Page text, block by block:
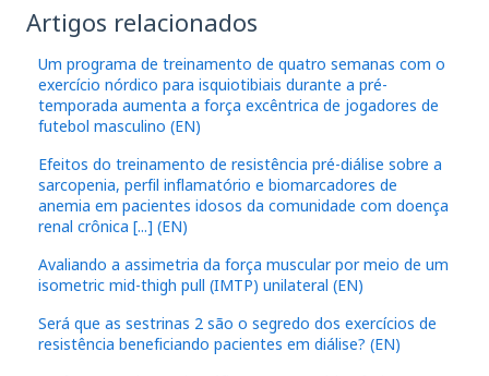
Artigos relacionados
Um programa de treinamento de quatro semanas com o
exercício nórdico para isquiotibiais durante a pré-
temporada aumenta a força excêntrica de jogadores de
futebol masculino (EN)
Efeitos do treinamento de resistência pré-diálise sobre a
sarcopenia, perfil inflamatório e biomarcadores de
anemia em pacientes idosos da comunidade com doença
renal crônica [...] (EN)
Avaliando a assimetria da força muscular por meio de um
isometric mid-thigh pull (IMTP) unilateral (EN)
Será que as sestrinas 2 são o segredo dos exercícios de
resistência beneficiando pacientes em diálise? (EN)